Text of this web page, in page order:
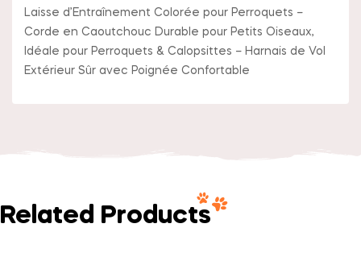
Laisse d’Entraînement Colorée pour Perroquets –
Corde en Caoutchouc Durable pour Petits Oiseaux,
Idéale pour Perroquets & Calopsittes – Harnais de Vol
Extérieur Sûr avec Poignée Confortable
Related Products